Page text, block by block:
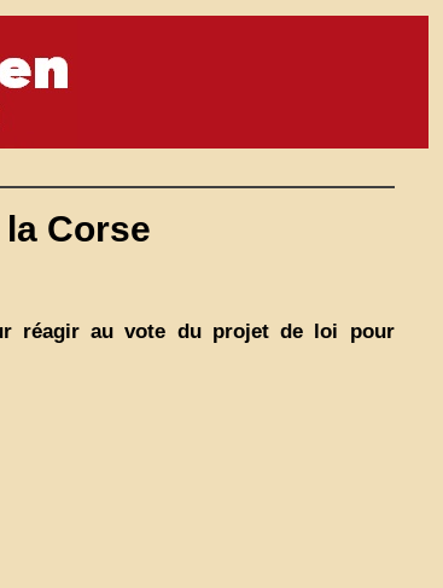
Corse
réagir au vote du projet de loi pour